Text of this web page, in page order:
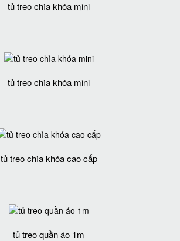
tủ treo chìa khóa mini
tủ treo chìa khóa mini
tủ treo chìa khóa cao cấp
tủ treo quần áo 1m